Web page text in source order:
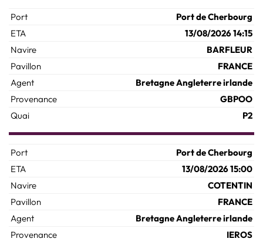
Port de Cherbourg
13/08/2026 14:15
BARFLEUR
FRANCE
Bretagne Angleterre irlande
GBPOO
P2
Port de Cherbourg
13/08/2026 15:00
COTENTIN
FRANCE
Bretagne Angleterre irlande
IEROS